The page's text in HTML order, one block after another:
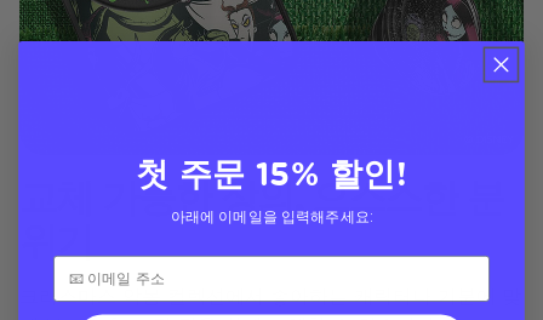
교체 가능한 상의, 으스스한 분
크리스마스 악몽 컬렉션에서 좋아하는 캐릭터나 기분에 맞
첫 주문 15% 할인!
아래에 이메일을 입력해주세요: